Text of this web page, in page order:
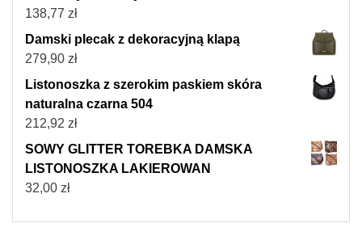
138,77 zł
Damski plecak z dekoracyjną klapą
279,90 zł
Listonoszka z szerokim paskiem skóra
naturalna czarna 504
212,92 zł
SOWY GLITTER TOREBKA DAMSKA
LISTONOSZKA LAKIEROWAN
32,00 zł